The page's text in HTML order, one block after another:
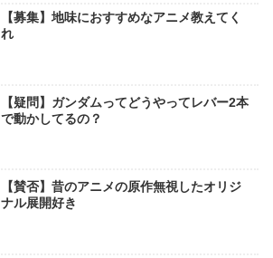
【募集】地味におすすめなアニメ教えてく
れ
【疑問】ガンダムってどうやってレバー2本
で動かしてるの？
【賛否】昔のアニメの原作無視したオリジ
ナル展開好き